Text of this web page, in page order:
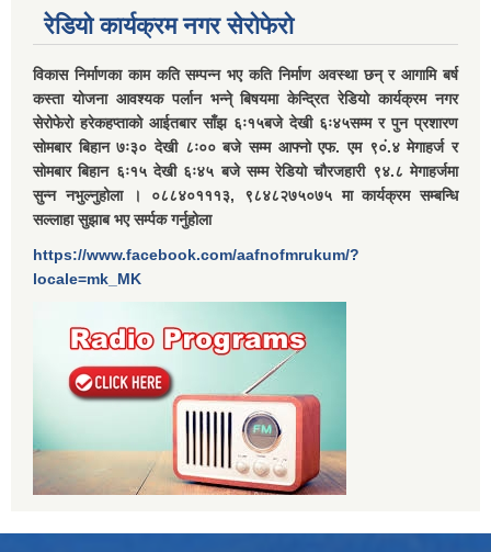
रेडियो कार्यक्रम नगर सेरोफेरो
विकास निर्माणका काम कति सम्पन्न भए कति निर्माण अवस्था छन् र आगामि बर्ष
कस्ता योजना आवश्यक पर्लान भन्ने् बिषयमा केन्द्रित रेडियो कार्यक्रम नगर
सेरोफेरो हरेकहप्ताको आईतबार साँझ ६ः१५बजे देखी ६ः४५सम्म र पुन प्रशारण
सोमबार बिहान ७ः३० देखी ८ः०० बजे सम्म आफ्नो एफ. एम ९०ं.४ मेगाहर्ज र
सोमबार बिहान ६ः१५ देखी ६ः४५ बजे सम्म रेडियो चौरजहारी ९४.८ मेगाहर्जमा
सुन्न नभुल्नुहोला । ०८८४०१११३, ९८४८२७५०७५ मा कार्यक्रम सम्बन्धि
सल्लाहा सुझाब भए सर्म्पक गर्नुहोला
https://www.facebook.com/aafnofmrukum/?
locale=mk_MK